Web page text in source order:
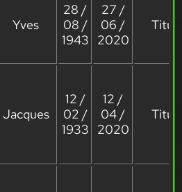
Yves
28 /
08 /
1943
27 /
06 /
2020
Jacques
12 /
02 /
1933
12 /
04 /
2020